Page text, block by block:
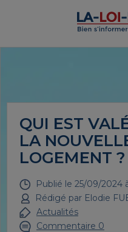
QUI EST
LA
LOGEMENT ?
Publié le 25/09/2024
Rédigé par Elodie
Actualités
Commentaire 0